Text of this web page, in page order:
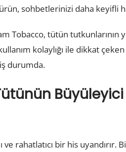
sohbetlerinizi daha keyifli
Tobacco, tütün tutkunlarının
kolaylığı ile dikkat
durumda.
Büyüleyici
rahatlatıcı bir his uyandırır.